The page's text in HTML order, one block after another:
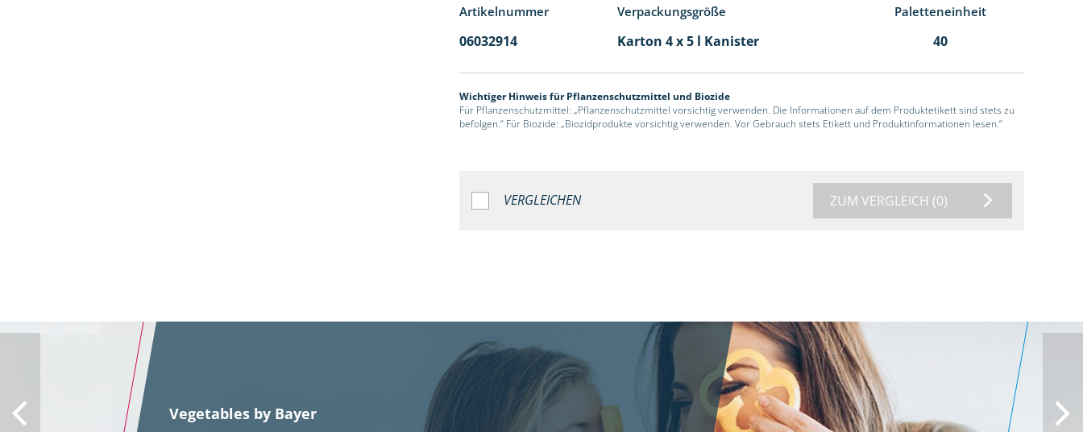
Artikelnummer Verpackungsgröße Paletteneinheit
06032914 Karton 4 x 5 l Kanister 40
Wichtiger Hinweis für Pflanzenschutzmittel und Biozide
Für Pflanzenschutzmittel: „Pflanzenschutzmittel vorsichtig verwenden. Die Informationen auf dem Produktetikett sind stets zu
befolgen.“ Für Biozide: „Biozidprodukte vorsichtig verwenden. Vor Gebrauch stets Etikett und Produktinformationen lesen.“
VERGLEICHEN ZUM VERGLEICH (0)
Vegetables by Bayer